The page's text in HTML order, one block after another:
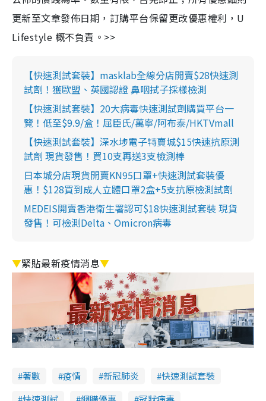
更新至文章發佈日期，訂購平台保留更改優惠權利，U
Lifestyle 概不負責。>>
【快速測試套裝】masklab全線分店開賣$28快速測
試劑！獲歐盟、英國認證 鼻咽拭子採樣檢測
【快速測試套裝】20大病毒快速測試劑購買平台一
覽！低至$9.9/盒！屈臣氏/萬寧/阿布泰/HKTVmall
【快速測試套裝】深水埗電子特賣城$15快速抗原測
試劑 現貨發售！買10支再送3支檢測棒
日本城分店現貨開賣KN95口罩+快速測試套裝優
惠！$128買到成人立體口罩2盒+5支抗原檢測試劑
MEDEIS開賣香港衛生署認可$18快速測試套裝 現貨
發售！可檢測Delta、Omicron病毒
▼緊貼最新疫情消息▼
著數 疫情 新冠肺炎
快速測試套裝